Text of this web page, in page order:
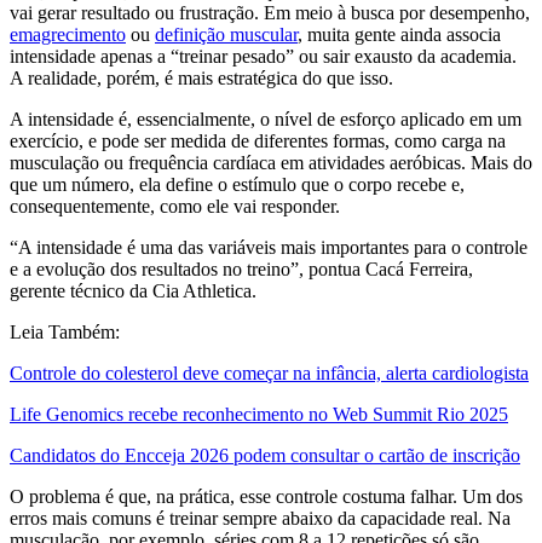
vai gerar resultado ou frustração. Em meio à busca por desempenho,
emagrecimento ou definição muscular, muita gente ainda associa
intensidade apenas a “treinar pesado” ou sair exausto da academia.
A realidade, porém, é mais estratégica do que isso.
A intensidade é, essencialmente, o nível de esforço aplicado em um
exercício, e pode ser medida de diferentes formas, como carga na
musculação ou frequência cardíaca em atividades aeróbicas. Mais do
que um número, ela define o estímulo que o corpo recebe e,
consequentemente, como ele vai responder.
“A intensidade é uma das variáveis mais importantes para o controle
e a evolução dos resultados no treino”, pontua Cacá Ferreira,
gerente técnico da Cia Athletica.
Leia Também:
Controle do colesterol deve começar na infância, alerta cardiologista
Life Genomics recebe reconhecimento no Web Summit Rio 2025
Candidatos do Encceja 2026 podem consultar o cartão de inscrição
O problema é que, na prática, esse controle costuma falhar. Um dos
erros mais comuns é treinar sempre abaixo da capacidade real. Na